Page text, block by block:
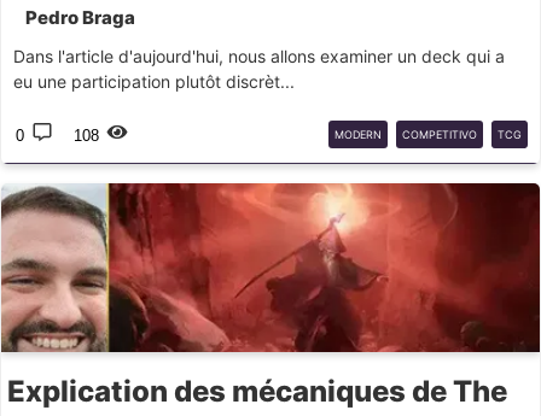
Pedro Braga
Dans l'article d'aujourd'hui, nous allons examiner un deck qui a
eu une participation plutôt discrèt...
0 108 MODERN COMPETITIVO TCG
Explication des mécaniques de The